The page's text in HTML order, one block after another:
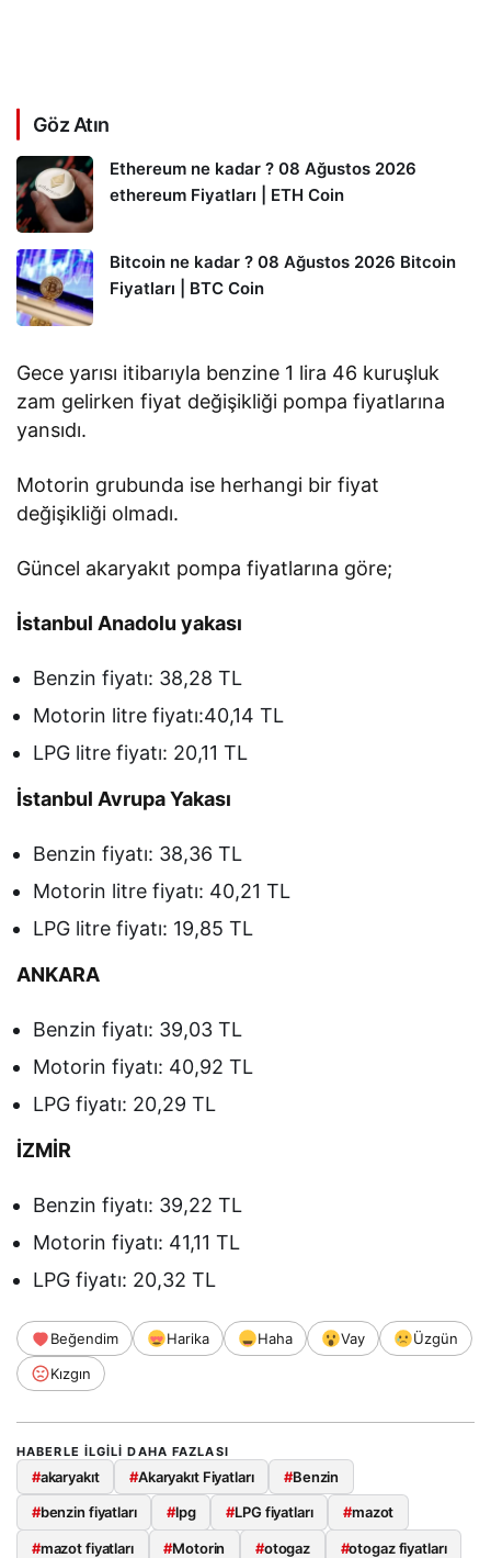
Göz Atın
Ethereum ne kadar ? 08 Ağustos 2026
ethereum Fiyatları | ETH Coin
Bitcoin ne kadar ? 08 Ağustos 2026 Bitcoin
Fiyatları | BTC Coin
Gece yarısı itibarıyla benzine 1 lira 46 kuruşluk
zam gelirken fiyat değişikliği pompa fiyatlarına
yansıdı.
Motorin grubunda ise herhangi bir fiyat
değişikliği olmadı.
Güncel akaryakıt pompa fiyatlarına göre;
İstanbul Anadolu yakası
Benzin fiyatı: 38,28 TL
Motorin litre fiyatı:40,14 TL
LPG litre fiyatı: 20,11 TL
İstanbul Avrupa Yakası
Benzin fiyatı: 38,36 TL
Motorin litre fiyatı: 40,21 TL
LPG litre fiyatı: 19,85 TL
ANKARA
Benzin fiyatı: 39,03 TL
Motorin fiyatı: 40,92 TL
LPG fiyatı: 20,29 TL
İZMİR
Benzin fiyatı: 39,22 TL
Motorin fiyatı: 41,11 TL
LPG fiyatı: 20,32 TL
Beğendim Harika Haha Vay
Üzgün
Kızgın
HABERLE ILGILI DAHA FAZLASI
#akaryakıt #Akaryakıt Fiyatları #Benzin
#benzin fiyatları #lpg #LPG fiyatları #mazot
#mazot fiyatları #Motorin #otogaz #otogaz fiyatları